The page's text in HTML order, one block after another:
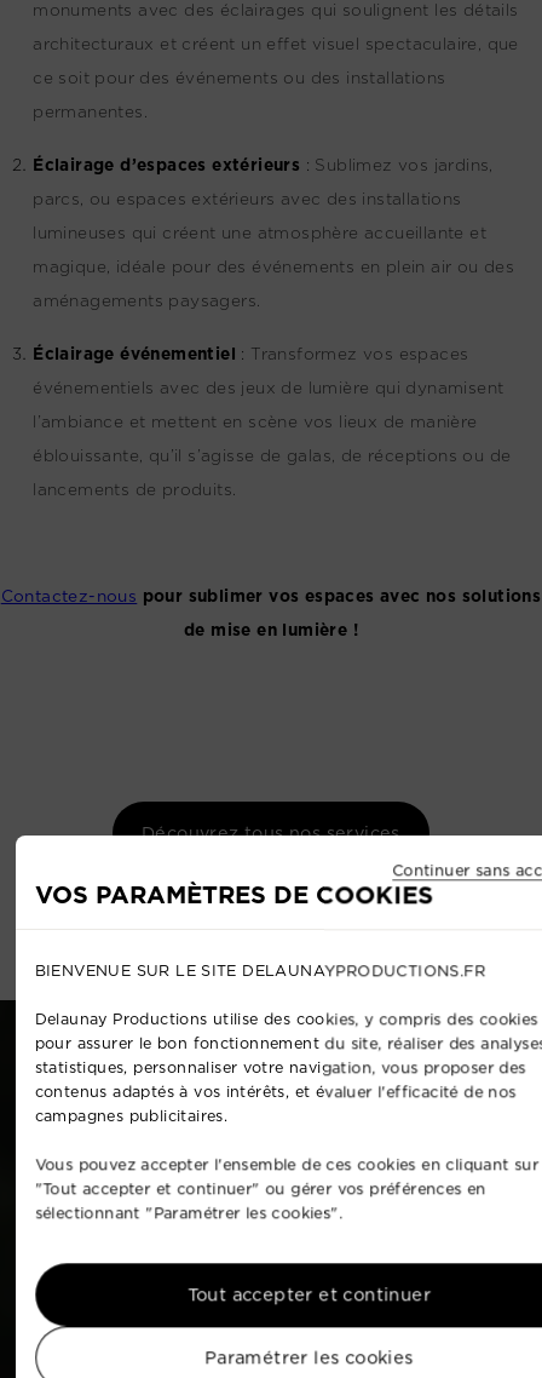
monuments avec des éclairages qui soulignent les détails
architecturaux et créent un effet visuel spectaculaire, que
ce soit pour des événements ou des installations
permanentes.
Éclairage d’espaces extérieurs : Sublimez vos jardins,
parcs, ou espaces extérieurs avec des installations
lumineuses qui créent une atmosphère accueillante et
magique, idéale pour des événements en plein air ou des
aménagements paysagers.
Éclairage événementiel : Transformez vos espaces
événementiels avec des jeux de lumière qui dynamisent
l’ambiance et mettent en scène vos lieux de manière
éblouissante, qu’il s’agisse de galas, de réceptions ou de
lancements de produits.
Contactez-nous pour sublimer vos espaces avec nos solutions
de mise en lumière !
Découvrez tous nos services
VOS PARAMÈTRES DE COOKIES
Continuer sans
BIENVENUE SUR LE SITE DELAUNAYPRODUCTIONS.FR
Delaunay Productions utilise des cookies, y compris des
pour assurer le bon fonctionnement du site, réaliser des
statistiques, personnaliser votre navigation, vous proposer des
contenus adaptés à vos intérêts, et évaluer l'efficacité de nos
campagnes publicitaires.
Vous pouvez accepter l'ensemble de ces cookies en cliquant sur
"Tout accepter et continuer" ou gérer vos préférences en
sélectionnant "Paramétrer les cookies".
Paramétrer les cookies
Tout accepter et continuer